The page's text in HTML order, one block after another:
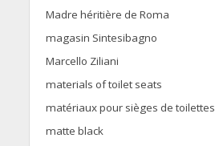
Madre héritière de Roma
magasin Sintesibagno
Marcello Ziliani
materials of toilet seats
matériaux pour sièges de toilettes
matte black